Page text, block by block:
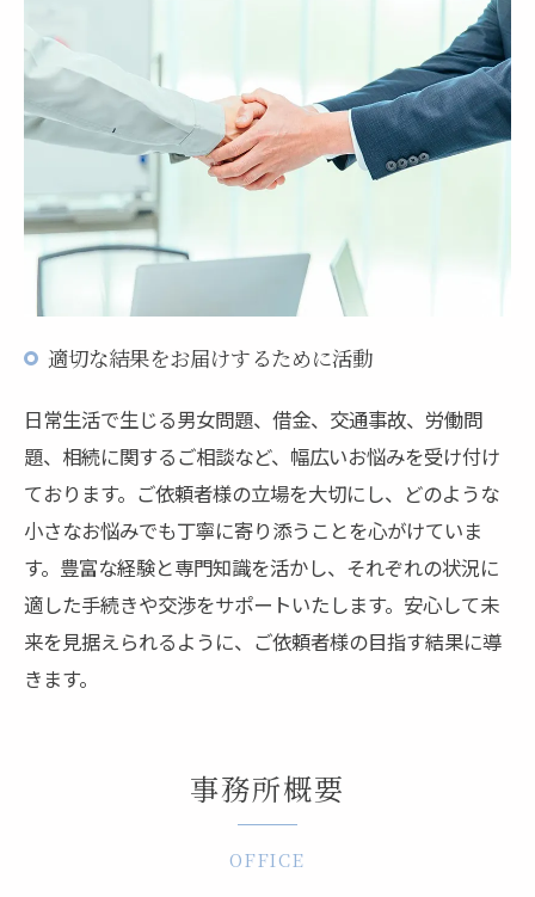
適切な結果をお届けするために活動
日常生活で生じる男女問題、借金、交通事故、労働問
題、相続に関するご相談など、幅広いお悩みを受け付け
ております。ご依頼者様の立場を大切にし、どのような
小さなお悩みでも丁寧に寄り添うことを心がけていま
す。豊富な経験と専門知識を活かし、それぞれの状況に
適した手続きや交渉をサポートいたします。安心して未
来を見据えられるように、ご依頼者様の目指す結果に導
きます。
事務所概要
OFFICE